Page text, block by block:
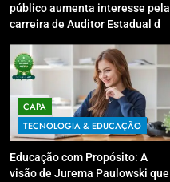
público aumenta interesse pela
carreira de Auditor Estadual de
Youtube irá sanar dúvidas
CAPA
TECNOLOGIA & EDUCAÇÃO
Educação com Propósito: A
visão de Jurema Paulowski que